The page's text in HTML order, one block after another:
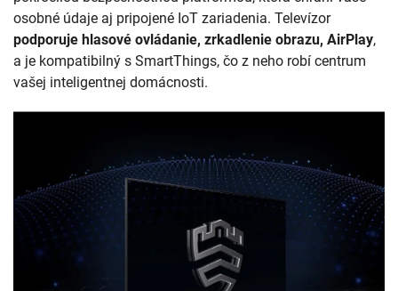
osobné údaje aj pripojené IoT zariadenia. Televízor
podporuje hlasové ovládanie, zrkadlenie obrazu, AirPlay,
a je kompatibilný s SmartThings, čo z neho robí centrum
vašej inteligentnej domácnosti.